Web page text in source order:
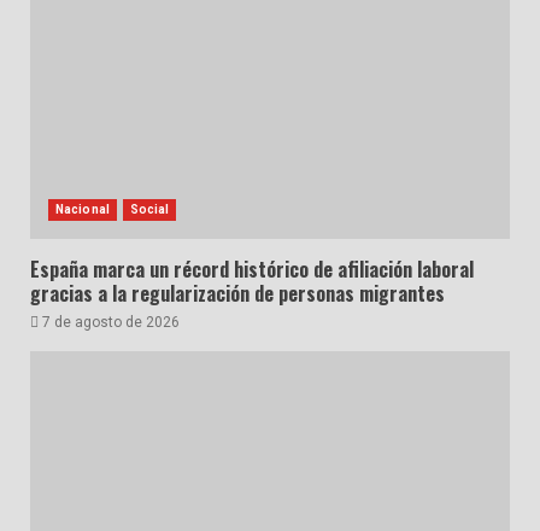
Nacional Social
España marca un récord histórico de afiliación laboral
gracias a la regularización de personas migrantes
7 de agosto de 2026